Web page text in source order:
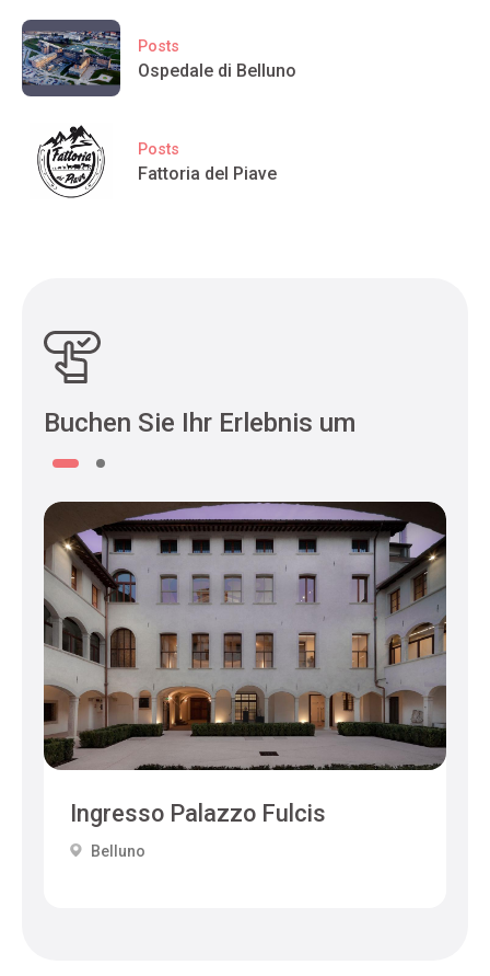
Posts
Ospedale di Belluno
Posts
Fattoria del Piave
Buchen Sie Ihr Erlebnis um
Ingresso Palazzo Fulcis
Belluno